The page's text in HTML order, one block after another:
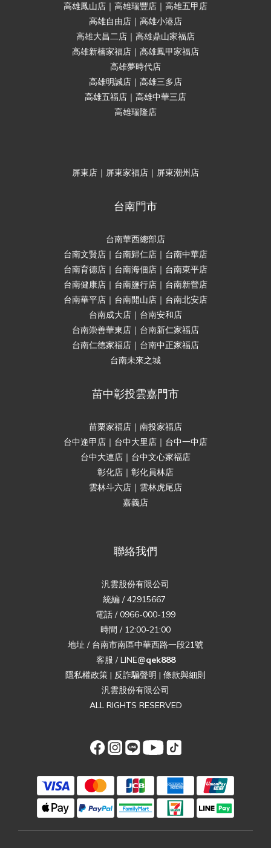
高雄鳳山店｜高雄瑞豐店｜高雄五甲店
高雄自由店｜高雄小港店
高雄大昌二店｜高雄鼎山家福店
高雄新楠家福店｜高雄鳳甲家福店
高雄夢時代店
高雄明誠店｜高雄三多店
高雄五福店｜高雄中華三店
高雄瑞隆店
屏東店｜屏東家福店｜屏東潮州店
台南門市
台南華西總部店
台南文賢店｜台南歸仁店｜台南中華店
台南育德店｜台南海佃店｜台南東平店
台南健康店｜台南鹽行店｜台南新營店
台南華平店｜台南開山店｜台南北安店
台南成大店｜台南安和店
台南崇善華東店｜台南新仁家福店
台南仁德家福店｜台南中正家福店
台南未來之城
苗中彰投雲嘉門市
苗栗家福店｜南投家福店
台中逢甲店｜台中大里店｜台中一中店
台中大連店｜台中文心家福店
彰化店｜彰化員林店
雲林斗六店｜雲林虎尾店
嘉義店
聯絡我們
汎雲股份有限公司
統編 / 42915667
電話 / 0966-000-199
時間 / 12:00-21:00
地址 / 台南市南區中華西路一段21號
客服 / LINE@qek888
隱私權政策 | 反詐騙聲明 | 條款與細則
汎雲股份有限公司
ALL RIGHTS RESERVED